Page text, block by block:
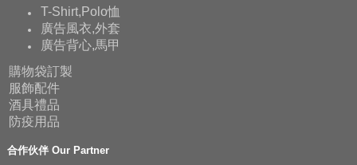
T-Shirt,Polo恤
廣告風衣,外套
廣告背心,馬甲
購物袋訂製
服飾配件
酒具禮品
防疫用品
合作伙伴 Our Partner